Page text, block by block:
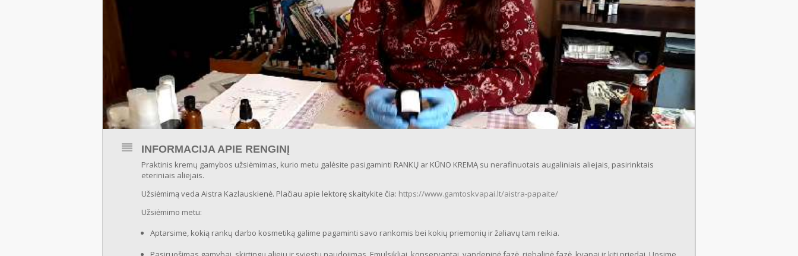
INFORMACIJA APIE RENGINĮ
Praktinis kremų gamybos užsiėmimas, kurio metu galėsite pasigaminti RANKŲ ar KŪNO KREMĄ su nerafinuotais augaliniais aliejais, pasirinktais
eteriniais aliejais.
Užsiėmimą veda Aistra Kazlauskienė. Plačiau apie lektorę skaitykite čia: https://www.gamtoskvapai.lt/aistra-papaite/
Užsiėmimo metu:
Aptarsime, kokią rankų darbo kosmetiką galime pagaminti savo rankomis bei kokių priemonių ir žaliavų tam reikia.